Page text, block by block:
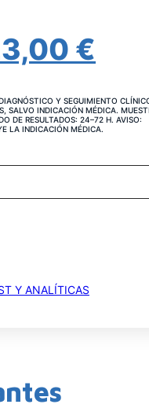
€.
€
Y SEGUIMIENTO
SALVO INDICACIÓN MÉDICA.
DE RESULTADOS: 24–72 H. AVISO:
LA INDICACIÓN MÉDICA.
Y ANALÍTICAS